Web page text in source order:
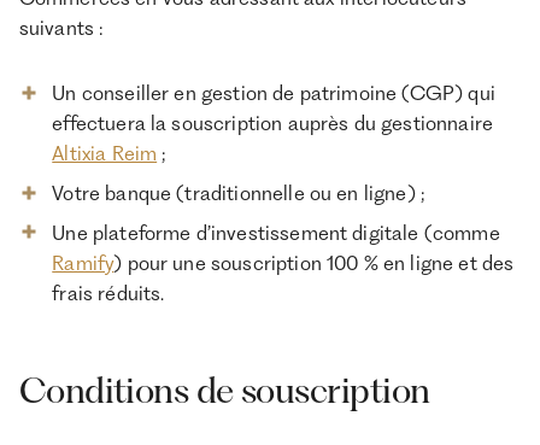
suivants :
Un conseiller en gestion de patrimoine (CGP) qui
effectuera la souscription auprès du gestionnaire
Altixia Reim ;
Votre banque (traditionnelle ou en ligne) ;
Une plateforme d’investissement digitale (comme
Ramify) pour une souscription 100 % en ligne et des
frais réduits.
Conditions de souscription